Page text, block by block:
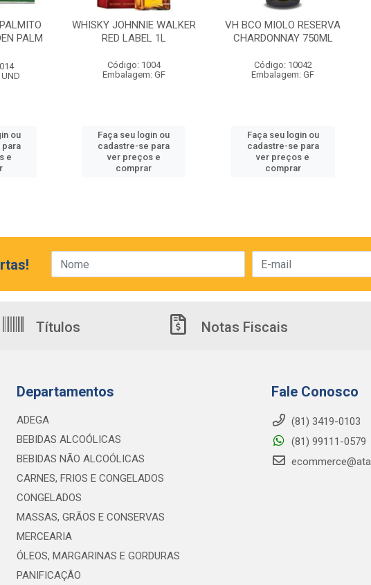
PALM
ou
e
WHISKY JOHNNIE WALKER
RED LABEL 1L
Código: 1004
Embalagem: GF
Faça seu login ou
cadastre-se para
ver preços e
comprar
VH BCO MIOLO RESERVA
CHARDONNAY 750ML
Código: 10042
Embalagem: GF
Faça seu login ou
cadastre-se para
ver preços e
comprar
Títulos Notas Fiscais
Departamentos
ADEGA
BEBIDAS ALCOÓLICAS
BEBIDAS NÃO ALCOÓLICAS
CARNES, FRIOS E CONGELADOS
CONGELADOS
MASSAS, GRÃOS E CONSERVAS
MERCEARIA
ÓLEOS, MARGARINAS E GORDURAS
PANIFICAÇÃO
Fale Conosco
(81) 3419-0103
(81) 99111-0579